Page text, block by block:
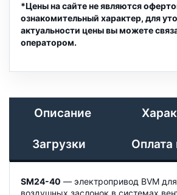
*Цены на сайте не являются
ознакомительный характер, для
актуальности цены вы можете
оператором.
Описание
Загрузки Оплата
SM24-40 — электропривод BVM
воздушных заслонок в системах